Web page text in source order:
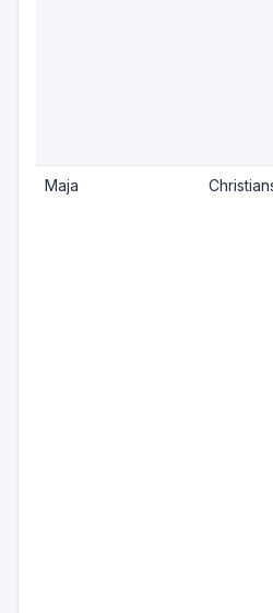
Maja